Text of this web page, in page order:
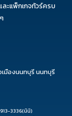
ละแพ็กเกจทัวร์ครบ
เมืองนนทบุรี นนทบุรี
3336(นินิ)